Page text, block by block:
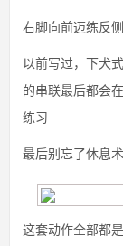
右脚向前迈练反侧
以前写过，下犬
的串联最后都会
练习
最后别忘了休息术
这套动作全部都